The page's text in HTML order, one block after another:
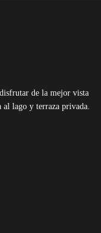
de la mejor vista
al lago y terraza privada.